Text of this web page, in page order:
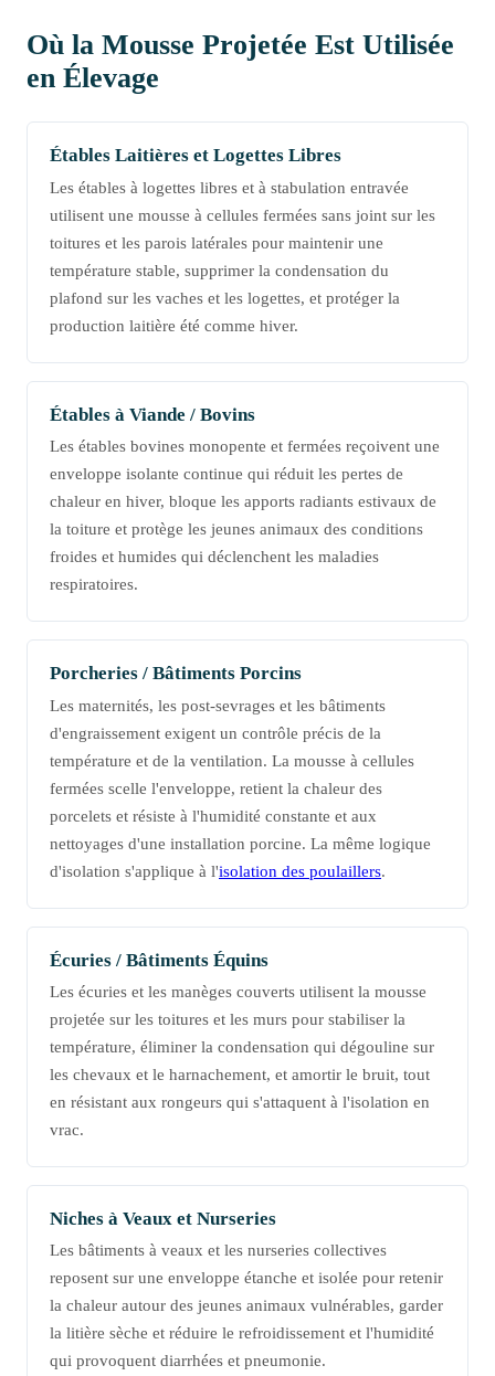
Où la Mousse Projetée Est Utilisée
en Élevage
Étables Laitières et Logettes Libres
Les étables à logettes libres et à stabulation entravée
utilisent une mousse à cellules fermées sans joint sur les
toitures et les parois latérales pour maintenir une
température stable, supprimer la condensation du
plafond sur les vaches et les logettes, et protéger la
production laitière été comme hiver.
Étables à Viande / Bovins
Les étables bovines monopente et fermées reçoivent une
enveloppe isolante continue qui réduit les pertes de
chaleur en hiver, bloque les apports radiants estivaux de
la toiture et protège les jeunes animaux des conditions
froides et humides qui déclenchent les maladies
respiratoires.
Porcheries / Bâtiments Porcins
Les maternités, les post-sevrages et les bâtiments
d'engraissement exigent un contrôle précis de la
température et de la ventilation. La mousse à cellules
fermées scelle l'enveloppe, retient la chaleur des
porcelets et résiste à l'humidité constante et aux
nettoyages d'une installation porcine. La même logique
d'isolation s'applique à l'isolation des poulaillers.
Écuries / Bâtiments Équins
Les écuries et les manèges couverts utilisent la mousse
projetée sur les toitures et les murs pour stabiliser la
température, éliminer la condensation qui dégouline sur
les chevaux et le harnachement, et amortir le bruit, tout
en résistant aux rongeurs qui s'attaquent à l'isolation en
vrac.
Niches à Veaux et Nurseries
Les bâtiments à veaux et les nurseries collectives
reposent sur une enveloppe étanche et isolée pour retenir
la chaleur autour des jeunes animaux vulnérables, garder
la litière sèche et réduire le refroidissement et l'humidité
qui provoquent diarrhées et pneumonie.